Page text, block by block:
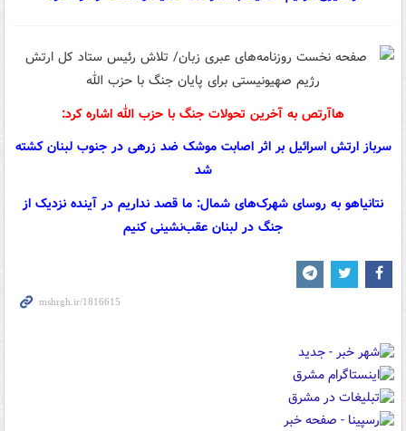
هاآرتص به آخرین تحولات جنگ با حزب الله اشاره کرد:
سرباز ارتش اسرائیل بر اثر اصابت موشک ضد زرهی در جنوب لبنان کشته
شد
نتانیاهو به روسای شهرک‌های شمال: ما قصد نداریم در آینده نزدیک از
جنگ در لبنان عقب‌نشینی کنیم